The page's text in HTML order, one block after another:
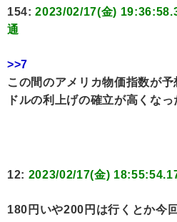
154:2023/02/17(金)
通
>>7
この間のアメリカ物価指数が予
ドルの利上げの確立が高くなっ
12: 2023/02/17(金)
180円いや200円は行くとか今